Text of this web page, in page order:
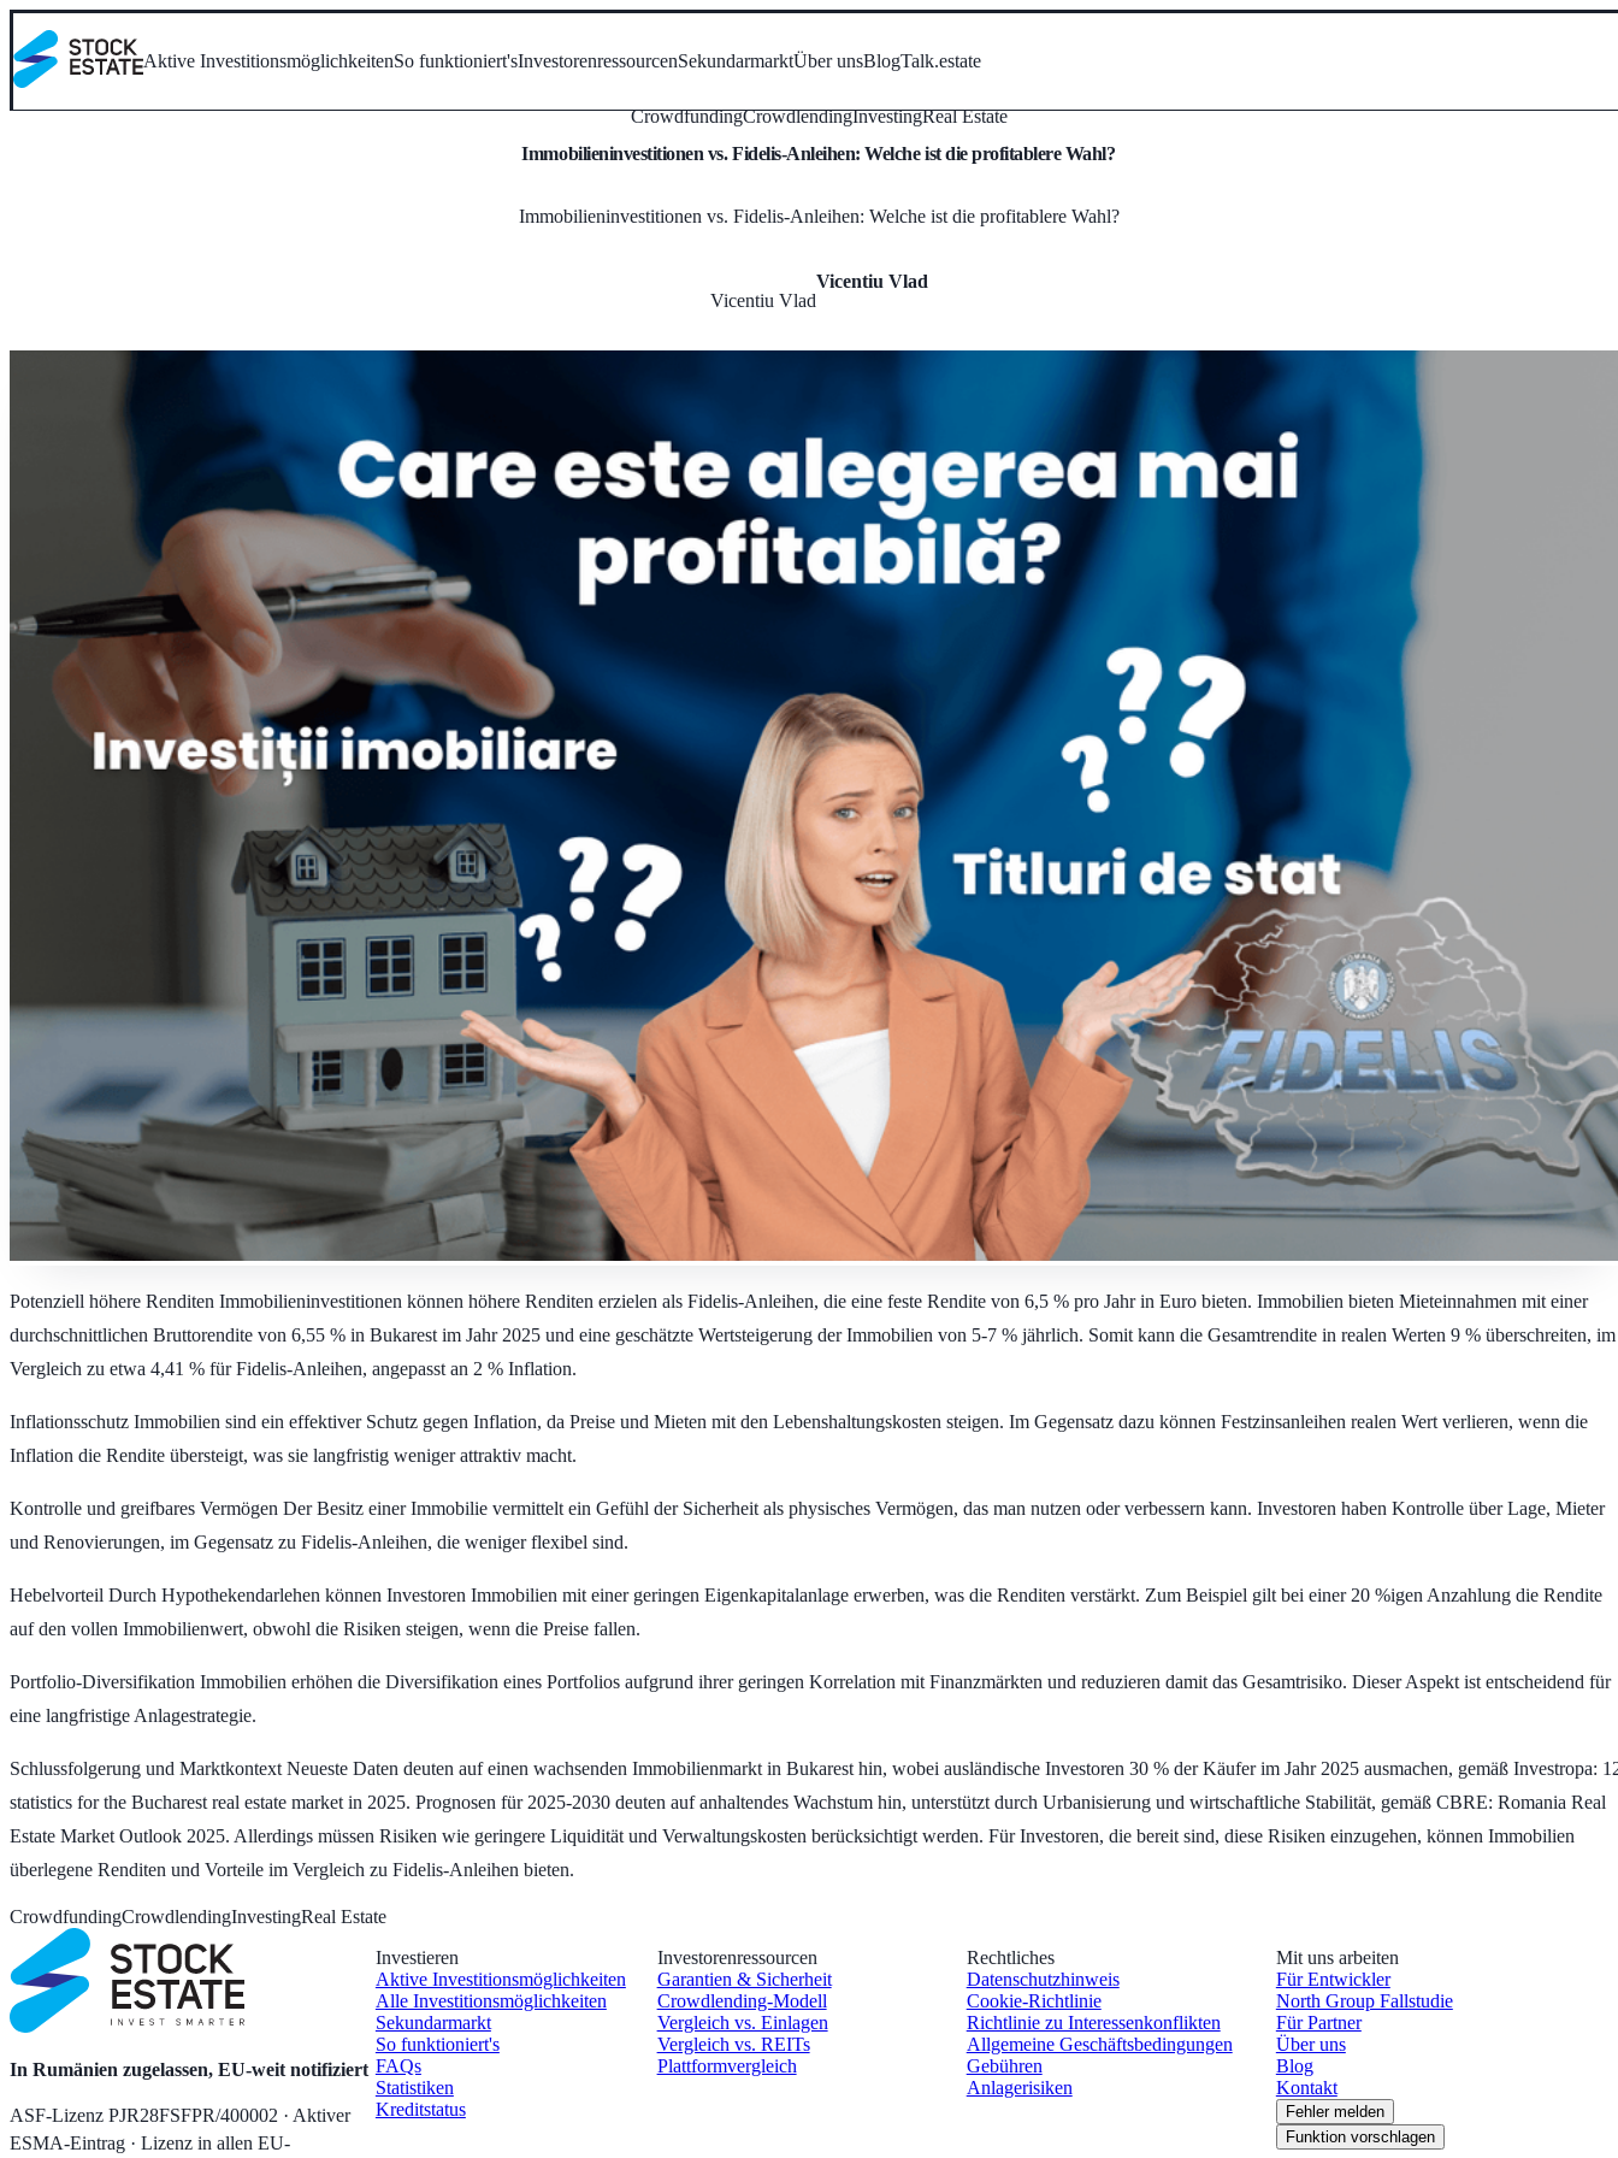
Aktive InvestitionsmöglichkeitenSo funktioniert'sInvestorenressourcenSekundarmarktÜber unsBlogTalk.estate
CrowdfundingCrowdlendingInvestingReal Estate
Immobilieninvestitionen vs. Fidelis-Anleihen: Welche ist die profitablere Wahl?
Immobilieninvestitionen vs. Fidelis-Anleihen: Welche ist die profitablere Wahl?
Vicentiu Vlad
Vicentiu Vlad
Potenziell höhere Renditen Immobilieninvestitionen können höhere Renditen erzielen als Fidelis-Anleihen, die eine feste Rendite von 6,5 % pro Jahr in Euro bieten. Immobilien bieten Mieteinnahmen mit einer
durchschnittlichen Bruttorendite von 6,55 % in Bukarest im Jahr 2025 und eine geschätzte Wertsteigerung der Immobilien von 5-7 % jährlich. Somit kann die Gesamtrendite in realen Werten 9 % überschreiten, im
Vergleich zu etwa 4,41 % für Fidelis-Anleihen, angepasst an 2 % Inflation.
Inflationsschutz Immobilien sind ein effektiver Schutz gegen Inflation, da Preise und Mieten mit den Lebenshaltungskosten steigen. Im Gegensatz dazu können Festzinsanleihen realen Wert verlieren, wenn die
Inflation die Rendite übersteigt, was sie langfristig weniger attraktiv macht.
Kontrolle und greifbares Vermögen Der Besitz einer Immobilie vermittelt ein Gefühl der Sicherheit als physisches Vermögen, das man nutzen oder verbessern kann. Investoren haben Kontrolle über Lage, Mieter
und Renovierungen, im Gegensatz zu Fidelis-Anleihen, die weniger flexibel sind.
Hebelvorteil Durch Hypothekendarlehen können Investoren Immobilien mit einer geringen Eigenkapitalanlage erwerben, was die Renditen verstärkt. Zum Beispiel gilt bei einer 20 %igen Anzahlung die Rendite
auf den vollen Immobilienwert, obwohl die Risiken steigen, wenn die Preise fallen.
Portfolio-Diversifikation Immobilien erhöhen die Diversifikation eines Portfolios aufgrund ihrer geringen Korrelation mit Finanzmärkten und reduzieren damit das Gesamtrisiko. Dieser Aspekt ist entscheidend für
eine langfristige Anlagestrategie.
Schlussfolgerung und Marktkontext Neueste Daten deuten auf einen wachsenden Immobilienmarkt in Bukarest hin, wobei ausländische Investoren 30 % der Käufer im Jahr 2025 ausmachen, gemäß Investropa:
statistics for the Bucharest real estate market in 2025. Prognosen für 2025-2030 deuten auf anhaltendes Wachstum hin, unterstützt durch Urbanisierung und wirtschaftliche Stabilität, gemäß CBRE: Romania Real
Estate Market Outlook 2025. Allerdings müssen Risiken wie geringere Liquidität und Verwaltungskosten berücksichtigt werden. Für Investoren, die bereit sind, diese Risiken einzugehen, können Immobilien
überlegene Renditen und Vorteile im Vergleich zu Fidelis-Anleihen bieten.
CrowdfundingCrowdlendingInvestingReal Estate
In Rumänien zugelassen, EU-weit notifiziert
ASF-Lizenz PJR28FSFPR/400002 · Aktiver
ESMA-Eintrag · Lizenz in allen EU-
Investieren
Aktive Investitionsmöglichkeiten
Alle Investitionsmöglichkeiten
Sekundarmarkt
So funktioniert's
FAQs
Statistiken
Kreditstatus
Investorenressourcen
Garantien & Sicherheit
Crowdlending-Modell
Vergleich vs. Einlagen
Vergleich vs. REITs
Plattformvergleich
Rechtliches
Datenschutzhinweis
Cookie-Richtlinie
Richtlinie zu Interessenkonflikten
Allgemeine Geschäftsbedingungen
Gebühren
Anlagerisiken
Mit uns arbeiten
Für Entwickler
North Group Fallstudie
Für Partner
Über uns
Blog
Kontakt
Fehler melden
Funktion vorschlagen